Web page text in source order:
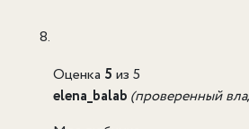
Оценка 5 из 5
elena_balab (проверенный